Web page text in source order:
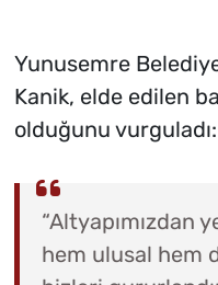
Yunusemre
Kanik, elde edilen
olduğunu vurguladı:
“Altyapımızdan
hem ulusal hem